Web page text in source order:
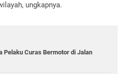
ungkapnya.
Pelaku Curas Bermotor di Jalan